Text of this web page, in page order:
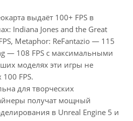
выдаёт 100+ FPS в
Indiana Jones and the Great
Metaphor: ReFantazio — 115
— 108 FPS с максимальными
моделях эти игры не
FPS.
для творческих
получат мощный
в Unreal Engine 5 и